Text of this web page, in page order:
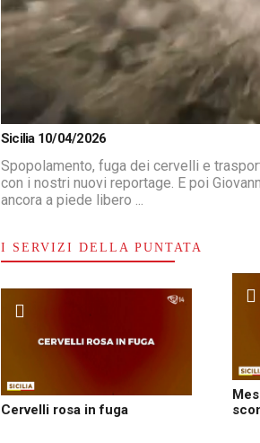
Unmute
1.37%
Sicilia 10/04/2026
Spopolamento, fuga dei cervelli e
con i nostri nuovi reportage. E poi
ancora a piede libero ...
I SERVIZI DELLA PUNTATA
Cervelli rosa in fuga